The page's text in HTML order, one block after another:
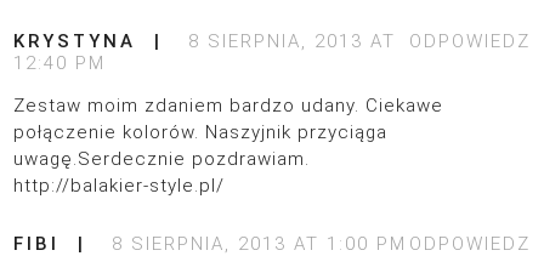
ODPOWIEDZ
KRYSTYNA
8 SIERPNIA, 2013 AT
12:40 PM
Zestaw moim zdaniem bardzo udany. Ciekawe
połączenie kolorów. Naszyjnik przyciąga
uwagę.Serdecznie pozdrawiam.
http://balakier-style.pl/
ODPOWIEDZ
FIBI
8 SIERPNIA, 2013 AT 1:00 PM